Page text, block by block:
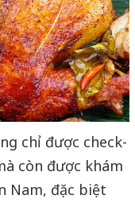
chỉ được check-
còn được khám
Nam, đặc biệt